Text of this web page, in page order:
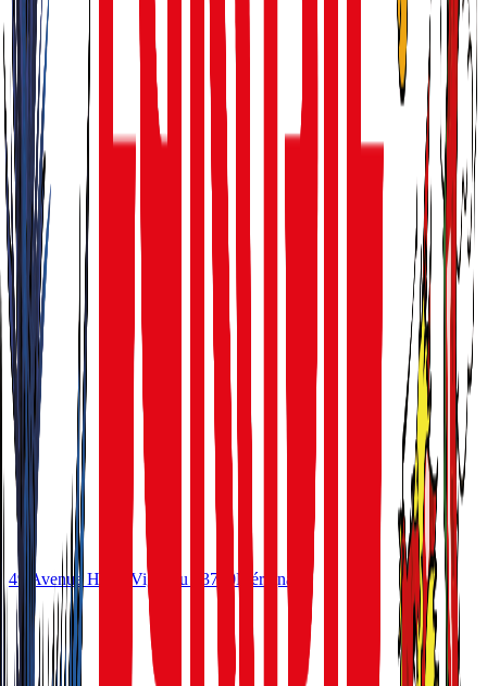
49 Avenue Henri Vigneau 33700Mérignac